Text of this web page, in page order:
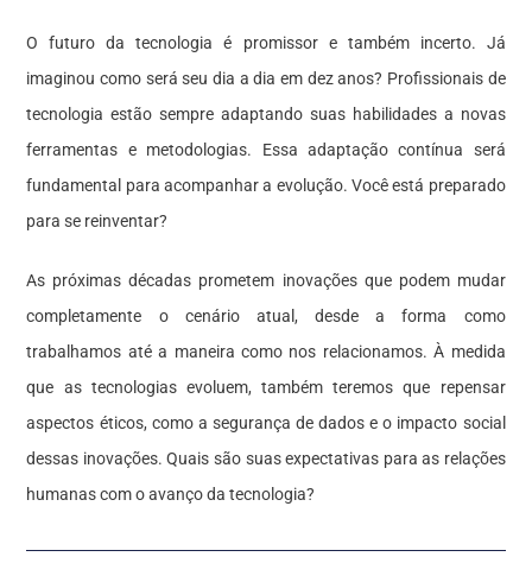
O futuro da tecnologia é promissor e também incerto. Já
imaginou como será seu dia a dia em dez anos? Profissionais de
tecnologia estão sempre adaptando suas habilidades a novas
ferramentas e metodologias. Essa adaptação contínua será
fundamental para acompanhar a evolução. Você está preparado
para se reinventar?
As próximas décadas prometem inovações que podem mudar
completamente o cenário atual, desde a forma como
trabalhamos até a maneira como nos relacionamos. À medida
que as tecnologias evoluem, também teremos que repensar
aspectos éticos, como a segurança de dados e o impacto social
dessas inovações. Quais são suas expectativas para as relações
humanas com o avanço da tecnologia?